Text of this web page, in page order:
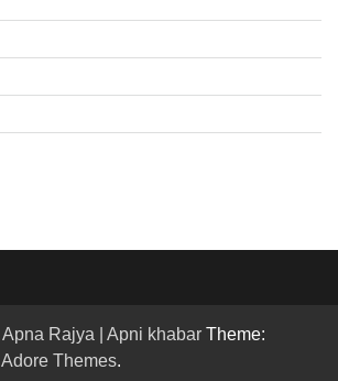
Apna Rajya | Apni khabar Theme:
Adore Themes.